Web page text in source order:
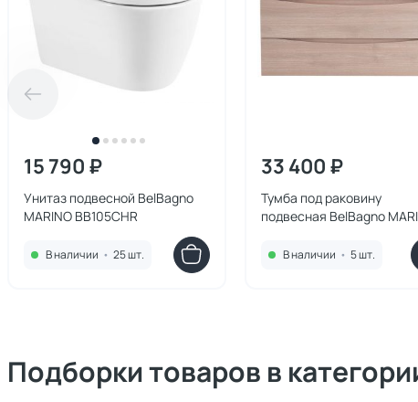
15 790 ₽
Унитаз подвесной BelBagno
MARINO BB105CHR
В наличии • 25 шт.
33 400 ₽
Тумба под раковину
подвесная BelBagno
Grigio 120 см
В наличии • 5 шт.
Подборки товаров в